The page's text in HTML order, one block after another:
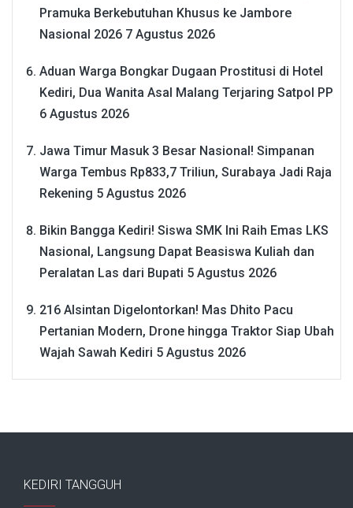
Pramuka Berkebutuhan Khusus ke Jambore
Nasional 2026 7 Agustus 2026
Aduan Warga Bongkar Dugaan Prostitusi di Hotel
Kediri, Dua Wanita Asal Malang Terjaring Satpol PP
6 Agustus 2026
Jawa Timur Masuk 3 Besar Nasional! Simpanan
Warga Tembus Rp833,7 Triliun, Surabaya Jadi Raja
Rekening 5 Agustus 2026
Bikin Bangga Kediri! Siswa SMK Ini Raih Emas LKS
Nasional, Langsung Dapat Beasiswa Kuliah dan
Peralatan Las dari Bupati 5 Agustus 2026
216 Alsintan Digelontorkan! Mas Dhito Pacu
Pertanian Modern, Drone hingga Traktor Siap Ubah
Wajah Sawah Kediri 5 Agustus 2026
KEDIRI TANGGUH